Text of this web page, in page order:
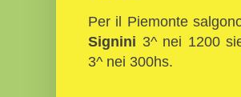
Per il Piemonte
Signini 3^ nei 1200
3^ nei 300hs.